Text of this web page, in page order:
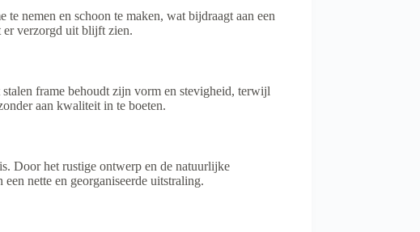
nemen en schoon te maken, wat bijdraagt aan een
er verzorgd uit blijft zien.
frame behoudt zijn vorm en stevigheid, terwijl
aan kwaliteit in te boeten.
Door het rustige ontwerp en de natuurlijke
nette en georganiseerde uitstraling.